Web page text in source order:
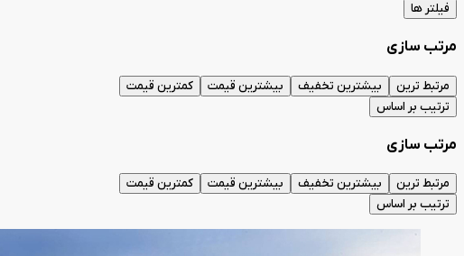
فیلتر ها
مرتب سازی
مرتبط ترین بیشترین تخفیف بیشترین قیمت
کمترین قیمت
ترتیب بر اساس
مرتب سازی
مرتبط ترین بیشترین تخفیف بیشترین قیمت
کمترین قیمت
ترتیب بر اساس